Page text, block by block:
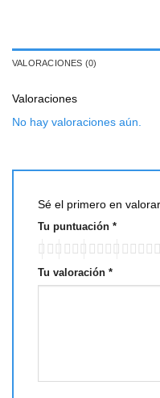
VALORACIONES (0)
Valoraciones
No hay valoraciones aún.
Sé el primero en
Tu puntuación *
Tu valoración *